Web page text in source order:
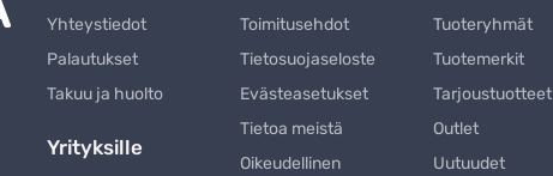
Yhteystiedot
Palautukset
Takuu ja huolto
Yrityksille
Toimitusehdot
Tietosuojaseloste
Evästeasetukset
Tietoa meistä
Oikeudellinen
Tuoteryhmät
Tuotemerkit
Tarjoustuotteet
Outlet
Uutuudet